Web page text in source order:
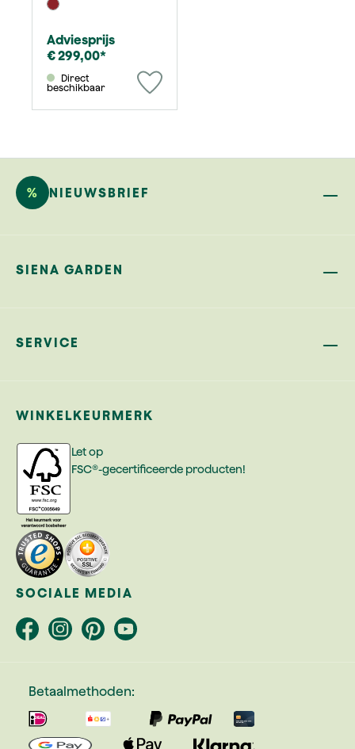
Adviesprijs
€ 299,00*
beschikbaar
% NIEUWSBRIEF
SIENA GARDEN
SERVICE
WINKELKEURMERK
Let op
FSC®-gecertificeerde producten!
SOCIALE MEDIA
Betaalmethoden: